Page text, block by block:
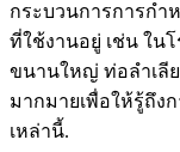
กระบวนการการกำ
ที่ใช้งานอยู่ เช่น ใน
ขนานใหญ่ ท่อลำเลี
มากมายเพื่อให้รู้ถึง
เหล่านี้.